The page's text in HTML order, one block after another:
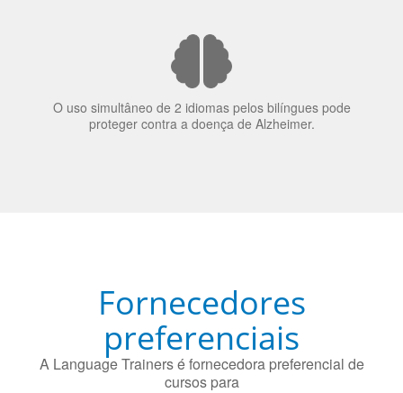
O uso simultâneo de 2 idiomas pelos bilíngues pode
proteger contra a doença de Alzheimer.
Fornecedores
preferenciais
A Language Trainers é fornecedora preferencial de
cursos para